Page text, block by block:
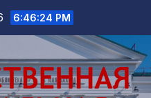
6:46:26 PM